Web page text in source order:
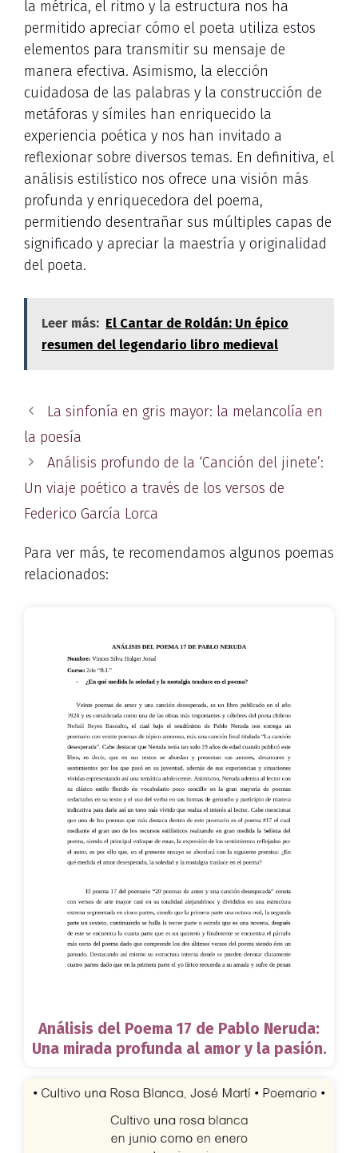
la métrica, el ritmo y la estructura nos ha
permitido apreciar cómo el poeta utiliza estos
elementos para transmitir su mensaje de
manera efectiva. Asimismo, la elección
cuidadosa de las palabras y la construcción de
metáforas y símiles han enriquecido la
experiencia poética y nos han invitado a
reflexionar sobre diversos temas. En definitiva, el
análisis estilístico nos ofrece una visión más
profunda y enriquecedora del poema,
permitiendo desentrañar sus múltiples capas de
significado y apreciar la maestría y originalidad
del poeta.
Leer más: El Cantar de Roldán: Un épico
resumen del legendario libro medieval
La sinfonía en gris mayor: la melancolía en
la poesía
Análisis profundo de la ‘Canción del jinete’:
Un viaje poético a través de los versos de
Federico García Lorca
Para ver más, te recomendamos algunos poemas
relacionados:
Análisis del Poema 17 de Pablo Neruda:
Una mirada profunda al amor y la pasión.